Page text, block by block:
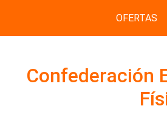
OFERTAS
Confederación